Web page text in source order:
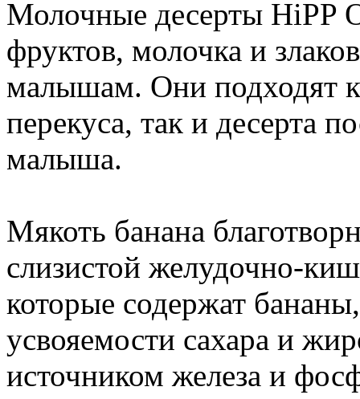
Молочные десерты HiPP
фруктов, молочка и
малышам. Они подходят
перекуса, так и десерта
малыша.
Мякоть банана
слизистой желудочно-
которые содержат
усвояемости сахара и
источником железа и